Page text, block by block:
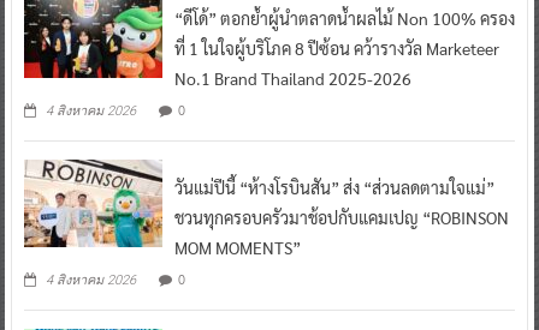
“ดีโด้” ตอกย้ำผู้นำตลาดน้ำผลไม้ Non 100% ครอง
ที่ 1 ในใจผู้บริโภค 8 ปีซ้อน คว้ารางวัล Marketeer
No.1 Brand Thailand 2025-2026
4 สิงหาคม 2026 0
วันแม่ปีนี้ “ห้างโรบินสัน” ส่ง “ส่วนลดตามใจแม่”
ชวนทุกครอบครัวมาช้อปกับแคมเปญ “ROBINSON
MOM MOMENTS”
4 สิงหาคม 2026 0